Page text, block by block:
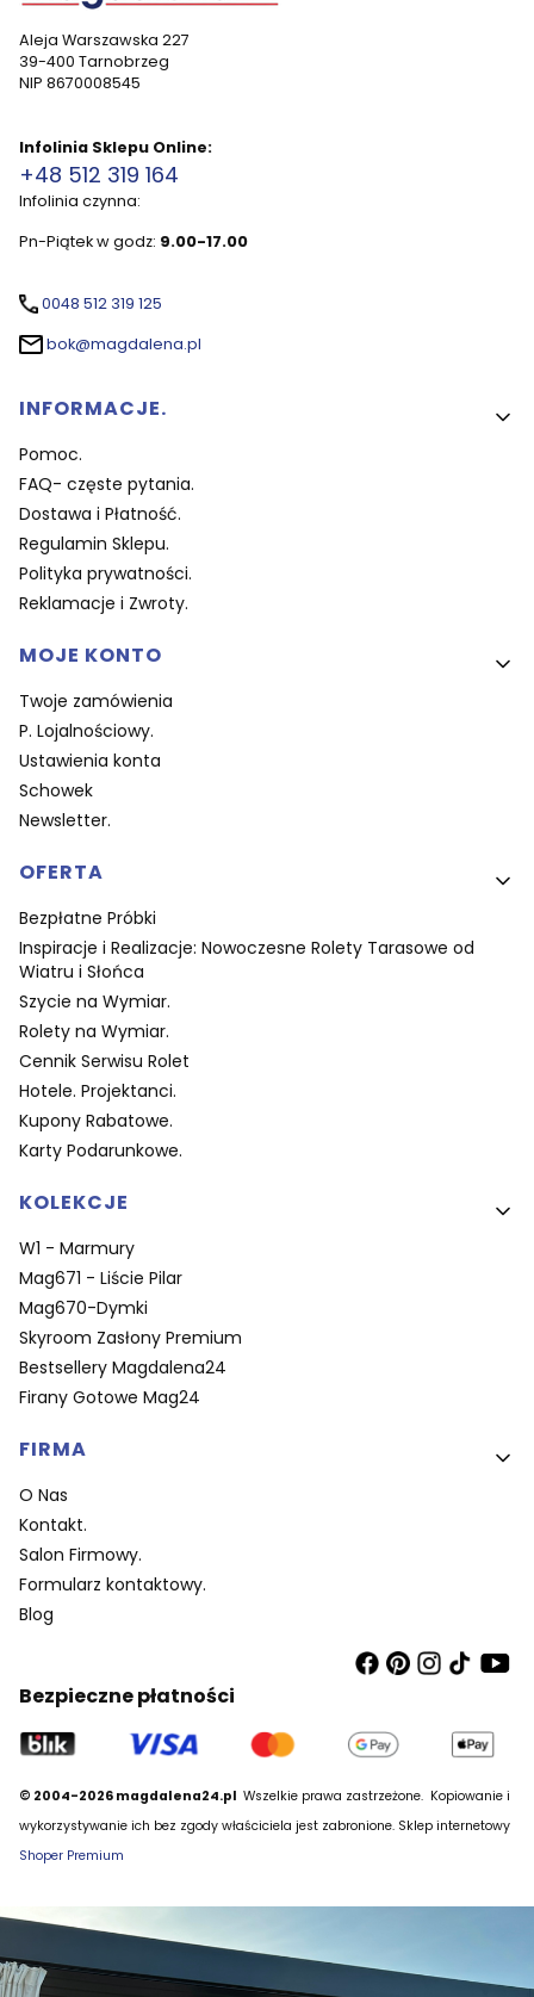
Aleja Warszawska 227
39-400 Tarnobrzeg
NIP 8670008545
Infolinia Sklepu Online:
+48 512 319 164
Infolinia czynna:
Pn-Piątek w godz: 9.00-17.00
0048 512 319 125
bok@magdalena.pl
Linki w stopce
INFORMACJE.
Pomoc.
FAQ- częste pytania.
Dostawa i Płatność.
Regulamin Sklepu.
Polityka prywatności.
Reklamacje i Zwroty.
MOJE KONTO
Twoje zamówienia
P. Lojalnościowy.
Ustawienia konta
Schowek
Newsletter.
OFERTA
Bezpłatne Próbki
Inspiracje i Realizacje: Nowoczesne Rolety Tarasowe od
Wiatru i Słońca
Szycie na Wymiar.
Rolety na Wymiar.
Cennik Serwisu Rolet
Hotele. Projektanci.
Kupony Rabatowe.
Karty Podarunkowe.
KOLEKCJE
W1 - Marmury
Mag671 - Liście Pilar
Mag670-Dymki
Skyroom Zasłony Premium
Bestsellery Magdalena24
Firany Gotowe Mag24
FIRMA
O Nas
Kontakt.
Salon Firmowy.
Formularz kontaktowy.
Blog
Bezpieczne płatności
© 2004-2026 magdalena24.pl Wszelkie prawa zastrzeżone. Kopiowanie i
wykorzystywanie ich bez zgody właściciela jest zabronione. Sklep internetowy
Shoper Premium